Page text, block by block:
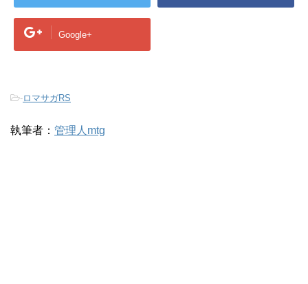
Google+
-ロマサガRS
執筆者： 管理人mtg